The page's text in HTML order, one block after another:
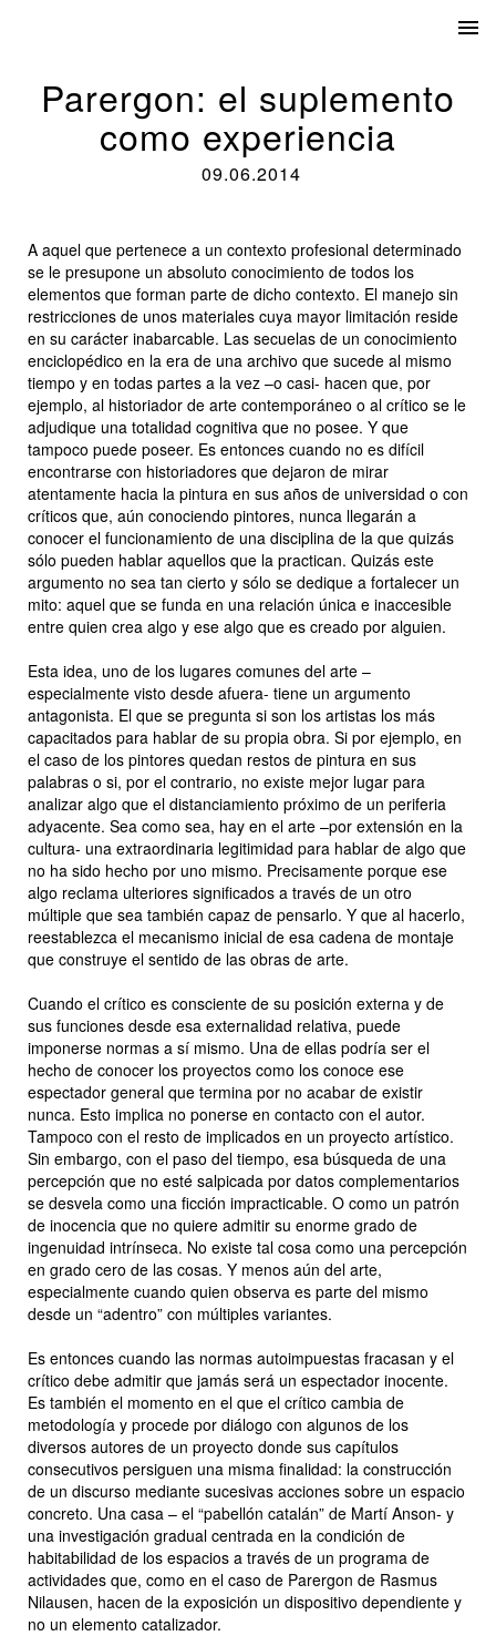
Parergon: el suplemento
como experiencia
09.06.2014
A aquel que pertenece a un contexto profesional determinado
se le presupone un absoluto conocimiento de todos los
elementos que forman parte de dicho contexto. El manejo sin
restricciones de unos materiales cuya mayor limitación reside
en su carácter inabarcable. Las secuelas de un conocimiento
enciclopédico en la era de una archivo que sucede al mismo
tiempo y en todas partes a la vez –o casi- hacen que, por
ejemplo, al historiador de arte contemporáneo o al crítico se le
adjudique una totalidad cognitiva que no posee. Y que
tampoco puede poseer. Es entonces cuando no es difícil
encontrarse con historiadores que dejaron de mirar
atentamente hacia la pintura en sus años de universidad o con
críticos que, aún conociendo pintores, nunca llegarán a
conocer el funcionamiento de una disciplina de la que quizás
sólo pueden hablar aquellos que la practican. Quizás este
argumento no sea tan cierto y sólo se dedique a fortalecer un
mito: aquel que se funda en una relación única e inaccesible
entre quien crea algo y ese algo que es creado por alguien.
Esta idea, uno de los lugares comunes del arte –
especialmente visto desde afuera- tiene un argumento
antagonista. El que se pregunta si son los artistas los más
capacitados para hablar de su propia obra. Si por ejemplo, en
el caso de los pintores quedan restos de pintura en sus
palabras o si, por el contrario, no existe mejor lugar para
analizar algo que el distanciamiento próximo de un periferia
adyacente. Sea como sea, hay en el arte –por extensión en la
cultura- una extraordinaria legitimidad para hablar de algo que
no ha sido hecho por uno mismo. Precisamente porque ese
algo reclama ulteriores significados a través de un otro
múltiple que sea también capaz de pensarlo. Y que al hacerlo,
reestablezca el mecanismo inicial de esa cadena de montaje
que construye el sentido de las obras de arte.
Cuando el crítico es consciente de su posición externa y de
sus funciones desde esa externalidad relativa, puede
imponerse normas a sí mismo. Una de ellas podría ser el
hecho de conocer los proyectos como los conoce ese
espectador general que termina por no acabar de existir
nunca. Esto implica no ponerse en contacto con el autor.
Tampoco con el resto de implicados en un proyecto artístico.
Sin embargo, con el paso del tiempo, esa búsqueda de una
percepción que no esté salpicada por datos complementarios
se desvela como una ficción impracticable. O como un patrón
de inocencia que no quiere admitir su enorme grado de
ingenuidad intrínseca. No existe tal cosa como una percepción
en grado cero de las cosas. Y menos aún del arte,
especialmente cuando quien observa es parte del mismo
desde un “adentro” con múltiples variantes.
Es entonces cuando las normas autoimpuestas fracasan y el
crítico debe admitir que jamás será un espectador inocente.
Es también el momento en el que el crítico cambia de
metodología y procede por diálogo con algunos de los
diversos autores de un proyecto donde sus capítulos
consecutivos persiguen una misma finalidad: la construcción
de un discurso mediante sucesivas acciones sobre un espacio
concreto. Una casa – el “pabellón catalán” de Martí Anson- y
una investigación gradual centrada en la condición de
habitabilidad de los espacios a través de un programa de
actividades que, como en el caso de Parergon de Rasmus
Nilausen, hacen de la exposición un dispositivo dependiente y
no un elemento catalizador.